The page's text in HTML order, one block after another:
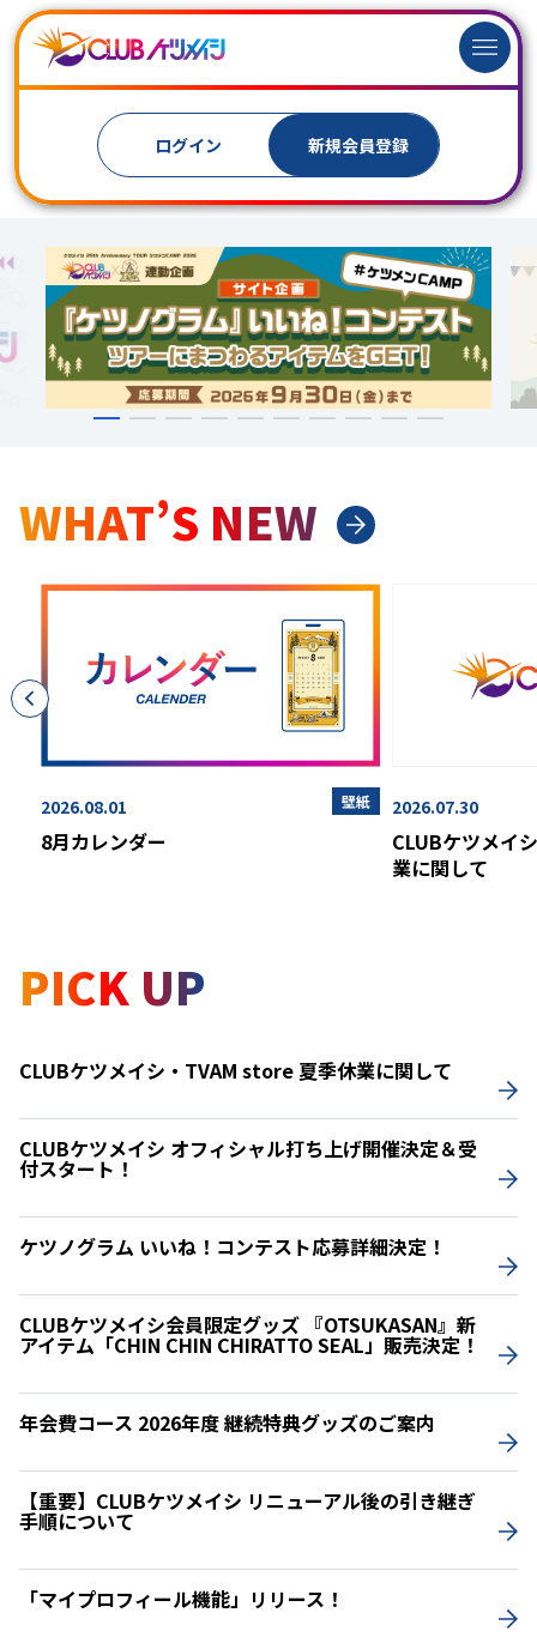
ログイン 新規会員登録
WHAT’S NEW
2026.08.01 壁紙
8月カレンダー
2026.07.30
CLUBケツメイ
業に関して
PICK UP
CLUBケツメイシ・TVAM store 夏季休業に関して
CLUBケツメイシ オフィシャル打ち上げ開催決定＆受
付スタート！
ケツノグラム いいね！コンテスト応募詳細決定！
CLUBケツメイシ会員限定グッズ 『OTSUKASAN』新
アイテム「CHIN CHIN CHIRATTO SEAL」販売決定！
年会費コース 2026年度 継続特典グッズのご案内
【重要】CLUBケツメイシ リニューアル後の引き継ぎ
手順について
「マイプロフィール機能」リリース！